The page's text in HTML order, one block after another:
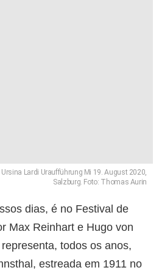
Lardi Uraufführung Mi 19. August 2020,
Salzburg. Foto: Thomas Aurin
dias, é no Festival de
Max Reinhart e Hugo von
todos os anos,
estreada em 1911 no